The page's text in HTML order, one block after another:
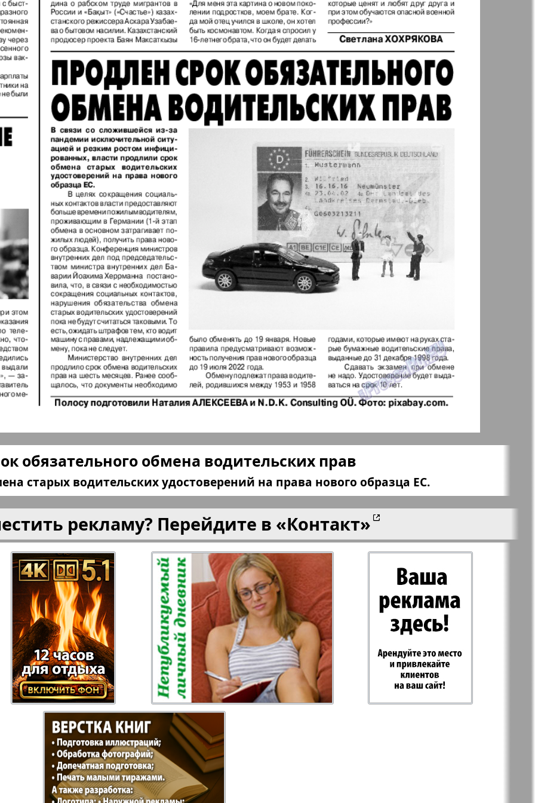
Диалог Diplomat Дом и семья
Дублин
инфоцентр
Еврейская газета
Еврейская
панорама
ExPress Жасмин
Здоровье Игуана Идеальная фирма
iDEAL Карьера Катюша
КП в Европе КП Испания Крот в Германии
Kulinar TV
М-City Маяк Португалии Мила
am Main
Италия
Наша Газета
Ирландия
Наша марка
Новая Wолна Норд Объектив EU
Отдыхай-Купи-
продай
Партнер-север Парус
Пражский
телеграф
Пражский
экспресс
PRO Women
West
Районка-Nord-Ost-
Bremen
Районка-West Регион
Рейнская газета Рецепты здоровья
Русская Мысль
обязательного обмена водительских прав
старых водительских удостоверений на права нового образца ЕС.
рекламу? Перейдите в «Контакт»